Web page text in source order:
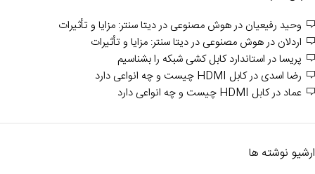
وحید رفیعیان درهوش مصنوعی در دیتا سنتر: مزایا و تأثیرات
اردلان درهوش مصنوعی در دیتا سنتر: مزایا و تأثیرات
پریسادر استاندارد کابل کشی شبکه را بشناسیم
رضا اسدی درکابل HDMI چیست و چه انواعی دارد
عماد درکابل HDMI چیست و چه انواعی دارد
ارشیو نوشته ها